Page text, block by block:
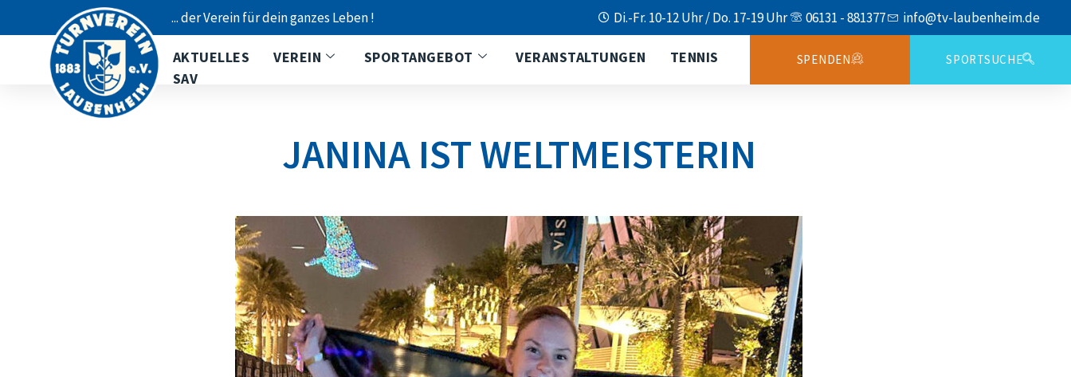
... der Verein für dein ganzes Leben ! Di.-Fr. 10-12 Uhr / Do. 17-19 Uhr 06131 - 881377 info@tv-laubenheim.de
AKTUELLES VEREIN SPORTANGEBOT VERANSTALTUNGEN
TENNIS
SAV
SPENDEN SPORTSUCHE
JANINA IST WELTMEISTERIN